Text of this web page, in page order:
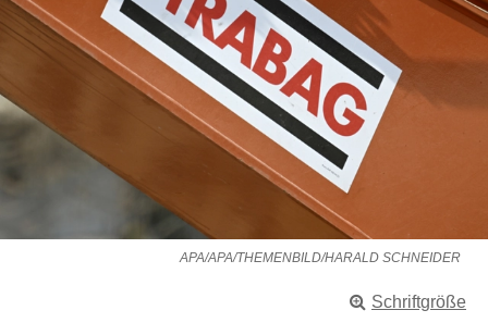
APA/APA/THEMENBILD/HARALD SCHNEIDER
Schriftgröße